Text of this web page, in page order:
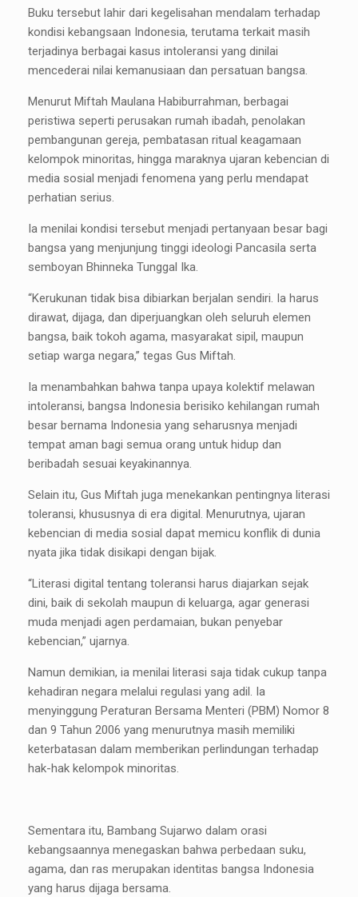
Buku tersebut lahir dari kegelisahan mendalam terhadap
kondisi kebangsaan Indonesia, terutama terkait masih
terjadinya berbagai kasus intoleransi yang dinilai
mencederai nilai kemanusiaan dan persatuan bangsa.
Menurut Miftah Maulana Habiburrahman, berbagai
peristiwa seperti perusakan rumah ibadah, penolakan
pembangunan gereja, pembatasan ritual keagamaan
kelompok minoritas, hingga maraknya ujaran kebencian di
media sosial menjadi fenomena yang perlu mendapat
perhatian serius.
Ia menilai kondisi tersebut menjadi pertanyaan besar bagi
bangsa yang menjunjung tinggi ideologi Pancasila serta
semboyan Bhinneka Tunggal Ika.
“Kerukunan tidak bisa dibiarkan berjalan sendiri. Ia harus
dirawat, dijaga, dan diperjuangkan oleh seluruh elemen
bangsa, baik tokoh agama, masyarakat sipil, maupun
setiap warga negara,” tegas Gus Miftah.
Ia menambahkan bahwa tanpa upaya kolektif melawan
intoleransi, bangsa Indonesia berisiko kehilangan rumah
besar bernama Indonesia yang seharusnya menjadi
tempat aman bagi semua orang untuk hidup dan
beribadah sesuai keyakinannya.
Selain itu, Gus Miftah juga menekankan pentingnya literasi
toleransi, khususnya di era digital. Menurutnya, ujaran
kebencian di media sosial dapat memicu konflik di dunia
nyata jika tidak disikapi dengan bijak.
“Literasi digital tentang toleransi harus diajarkan sejak
dini, baik di sekolah maupun di keluarga, agar generasi
muda menjadi agen perdamaian, bukan penyebar
kebencian,” ujarnya.
Namun demikian, ia menilai literasi saja tidak cukup tanpa
kehadiran negara melalui regulasi yang adil. Ia
menyinggung Peraturan Bersama Menteri (PBM) Nomor 8
dan 9 Tahun 2006 yang menurutnya masih memiliki
keterbatasan dalam memberikan perlindungan terhadap
hak-hak kelompok minoritas.
Sementara itu, Bambang Sujarwo dalam orasi
kebangsaannya menegaskan bahwa perbedaan suku,
agama, dan ras merupakan identitas bangsa Indonesia
yang harus dijaga bersama.